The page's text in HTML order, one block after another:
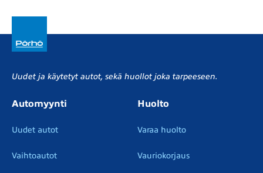
Uudet ja käytetyt autot, sekä huollot joka tarpeeseen.
Automyynti
Uudet autot
Vaihtoautot
Huolto
Varaa huolto
Vauriokorjaus